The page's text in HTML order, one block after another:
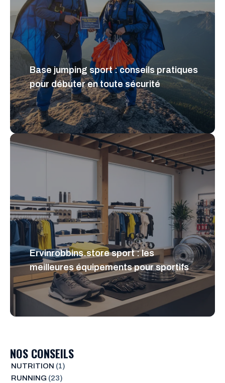
Base jumping sport : conseils pratiques
pour débuter en toute sécurité
Ervinrobbins.store sport : les
meilleures équipements pour sportifs
NOS CONSEILS
NUTRITION (1)
RUNNING (23)